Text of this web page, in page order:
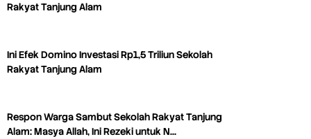
Rakyat Tanjung Alam
Ini Efek Domino Investasi Rp1,5 Triliun Sekolah
Rakyat Tanjung Alam
Respon Warga Sambut Sekolah Rakyat Tanjung
Alam: Masya Allah, Ini Rezeki untuk N…